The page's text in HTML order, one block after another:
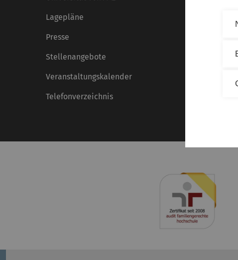
Lagepläne
Presse
Stellenangebote
Veranstaltungskalender
Telefonverzeichnis